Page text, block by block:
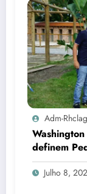
Adm-
definem
candidatos
Julho 8,